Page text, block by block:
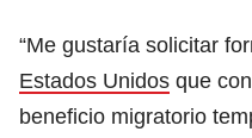
“Me gustaría solicitar
Estados Unidos que
beneficio migratorio